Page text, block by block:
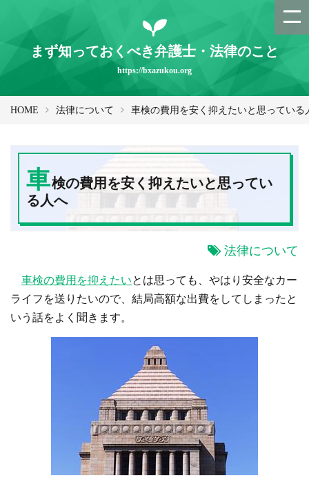
まず知っておくべき弁護士・法律のこと
https://bxazukou.org
HOME 法律について 車検の費用を安く抑えたいと思っている
車検の費用を安く抑えたいと思ってい
る人へ
法律について
車検の費用を抑えたいとは思っても、やはり安全なカー
ライフを送りたいので、結局高額な出費をしてしまったと
いう話をよく聞きます。